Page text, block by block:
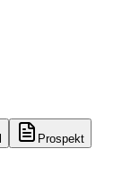
Prospekt